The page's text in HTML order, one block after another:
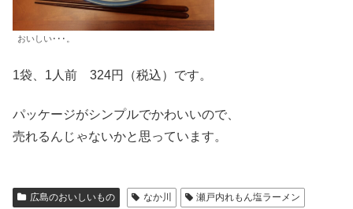
おいしい･･･。
1袋、1人前 324円（税込）です。
パッケージがシンプルでかわいいので、
売れるんじゃないかと思っています。
広島のおいしいもの なか川 瀬戸内れもん塩ラーメン